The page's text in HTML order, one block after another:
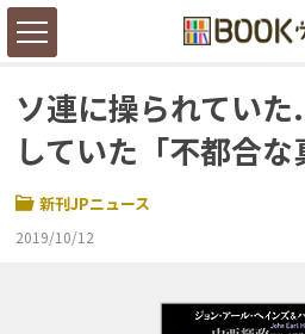
ソ連に操られてい
していた「不都合な
新刊JPニュース
2019/10/12